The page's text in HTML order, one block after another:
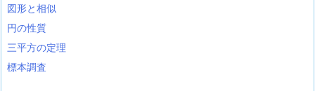
図形と相似
円の性質
三平方の定理
標本調査